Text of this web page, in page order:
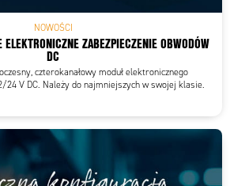
NOWOŚCI
ZABEZPIECZENIE OBWODÓW
DC
czterokanałowy moduł elektronicznego
24 V DC. Należy do najmniejszych w swojej klasie.